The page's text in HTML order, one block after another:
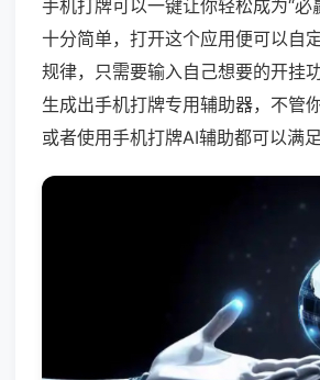
手机打牌可以一键让你轻松成为“必
十分简单，打开这个应用便可以自
规律，只需要输入自己想要的开挂
生成出手机打牌专用辅助器，不管
或者使用手机打牌AI辅助都可以满足